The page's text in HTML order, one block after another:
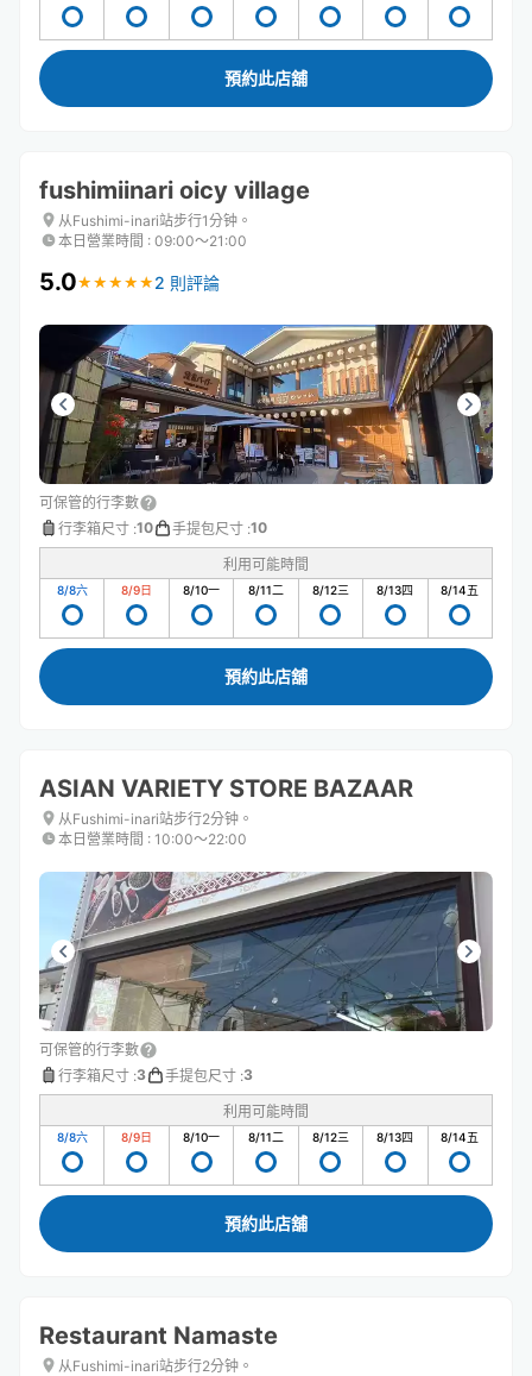
預約此店舖
fushimiinari oicy village
从Fushimi-inari站步行1分钟。
本日營業時間 : 09:00〜21:00
5.0★ ★ ★ ★ ★
★ ★ ★ ★ ★ 2 則評論
可保管的行李數
行李箱尺寸 :10 手提包尺寸 :10
利用可能時間
8/8六 8/9日 8/10一 8/11二 8/12三 8/13四 8/14五
預約此店舖
ASIAN VARIETY STORE BAZAAR
从Fushimi-inari站步行2分钟。
本日營業時間 : 10:00〜22:00
可保管的行李數
行李箱尺寸 :3 手提包尺寸 :3
利用可能時間
8/8六 8/9日 8/10一 8/11二 8/12三 8/13四 8/14五
預約此店舖
Restaurant Namaste
从Fushimi-inari站步行2分钟。